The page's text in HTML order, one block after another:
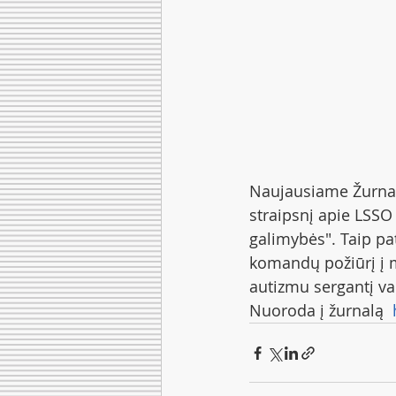
Naujausiame
straipsnį apie
galimybės". Taip
komandų požiūrį į
autizmu sergantį
Nuoroda į žurnalą